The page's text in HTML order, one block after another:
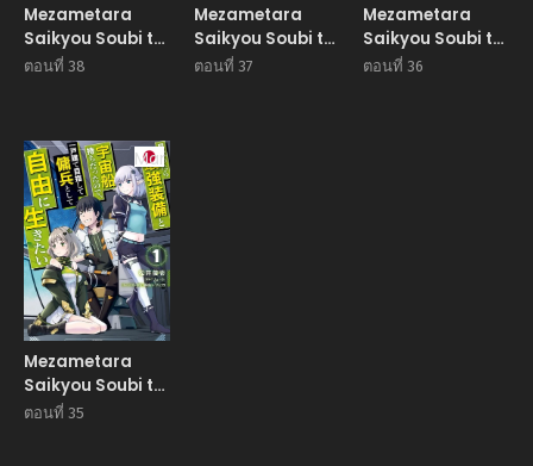
Mezametara
Saikyou Soubi to
Uchuusen-
Toshite Jiyuu ni
Ikitai
ตอนที่ 38
Mezametara
Saikyou Soubi to
Uchuusen-
ตอนที่ 37
Mezametara
Saikyou Soubi to
Uchuusen-
ตอนที่ 36
Manga
Mezametara
Saikyou Soubi to
Uchuusen-
ตอนที่ 35